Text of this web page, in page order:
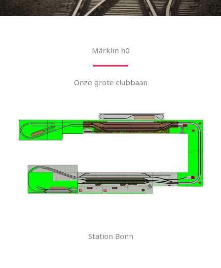
Märklin h0
Onze grote clubbaan
Station Bonn